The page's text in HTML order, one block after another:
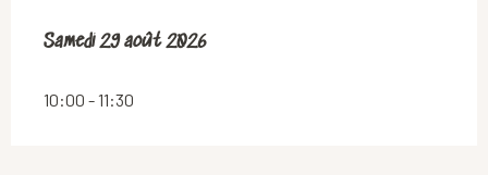
Samedi 29 août 2026
Samedi 29 août 2026
10:00 - 11:30